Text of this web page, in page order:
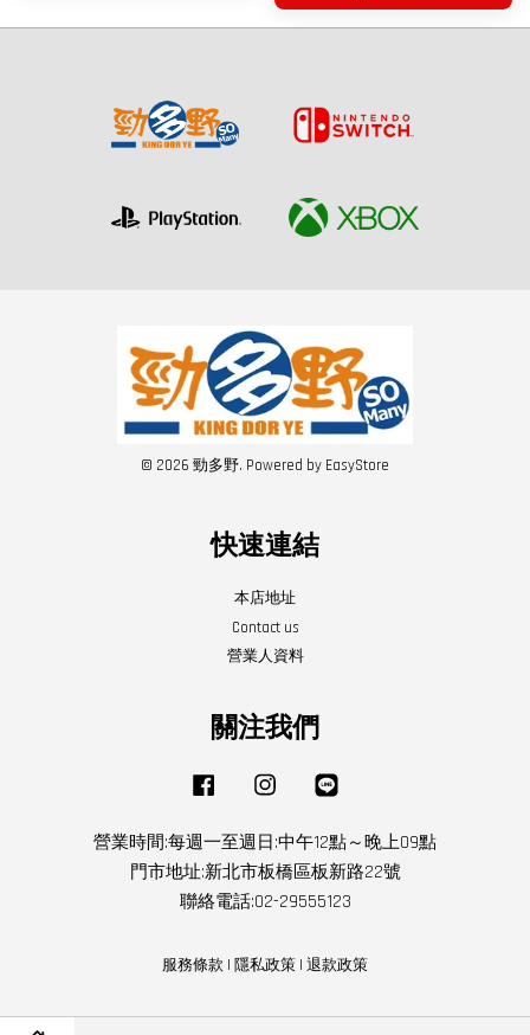
© 2026 勁多野. Powered by EasyStore
快速連結
本店地址
Contact us
營業人資料
關注我們
Facebook Instagram
營業時間:每週一至週日:中午12點～晚上09點
門市地址:新北市板橋區板新路22號
聯絡電話:02-29555123
服務條款 | 隱私政策 | 退款政策